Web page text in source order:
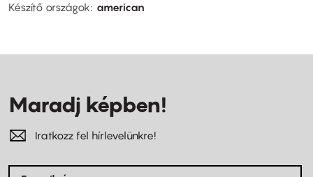
Készítő országok
american
Maradj képben!
Iratkozz fel hírlevelünkre!